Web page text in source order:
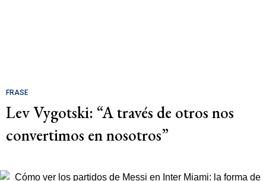
FRASE
Lev Vygotski: “A través de otros nos
convertimos en nosotros”